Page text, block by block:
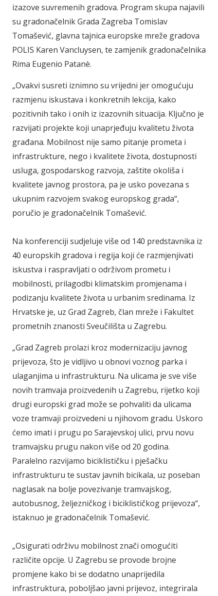
izazove suvremenih gradova. Program skupa najavili
su gradonačelnik Grada Zagreba Tomislav
Tomašević, glavna tajnica europske mreže gradova
POLIS Karen Vancluysen, te zamjenik gradonačelnika
Rima Eugenio Patanè.
„Ovakvi susreti iznimno su vrijedni jer omogućuju
razmjenu iskustava i konkretnih lekcija, kako
pozitivnih tako i onih iz izazovnih situacija. Ključno je
razvijati projekte koji unaprjeđuju kvalitetu života
građana. Mobilnost nije samo pitanje prometa i
infrastrukture, nego i kvalitete života, dostupnosti
usluga, gospodarskog razvoja, zaštite okoliša i
kvalitete javnog prostora, pa je usko povezana s
ukupnim razvojem svakog europskog grada“,
poručio je gradonačelnik Tomašević.
Na konferenciji sudjeluje više od 140 predstavnika iz
40 europskih gradova i regija koji će razmjenjivati
iskustva i raspravljati o održivom prometu i
mobilnosti, prilagodbi klimatskim promjenama i
podizanju kvalitete života u urbanim sredinama. Iz
Hrvatske je, uz Grad Zagreb, član mreže i Fakultet
prometnih znanosti Sveučilišta u Zagrebu.
„Grad Zagreb prolazi kroz modernizaciju javnog
prijevoza, što je vidljivo u obnovi voznog parka i
ulaganjima u infrastrukturu. Na ulicama je sve više
novih tramvaja proizvedenih u Zagrebu, rijetko koji
drugi europski grad može se pohvaliti da ulicama
voze tramvaji proizvedeni u njihovom gradu. Uskoro
ćemo imati i prugu po Sarajevskoj ulici, prvu novu
tramvajsku prugu nakon više od 20 godina.
Paralelno razvijamo biciklističku i pješačku
infrastrukturu te sustav javnih bicikala, uz poseban
naglasak na bolje povezivanje tramvajskog,
autobusnog, željezničkog i biciklističkog prijevoza“,
istaknuo je gradonačelnik Tomašević.
„Osigurati održivu mobilnost znači omogućiti
različite opcije. U Zagrebu se provode brojne
promjene kako bi se dodatno unaprijedila
infrastruktura, poboljšao javni prijevoz, integrirala